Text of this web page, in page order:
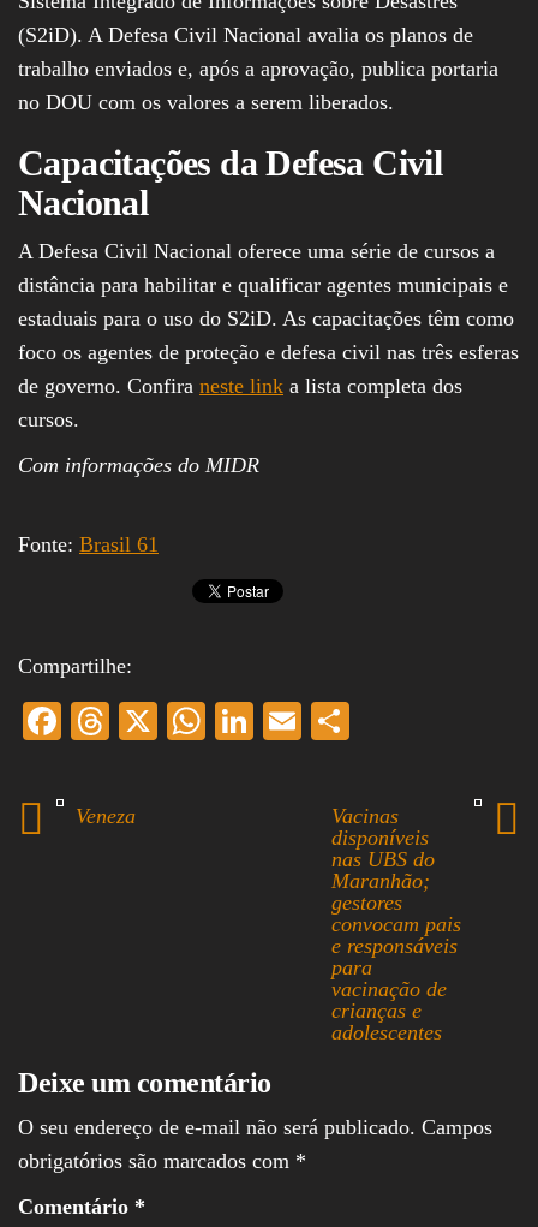
(S2iD). A Defesa Civil Nacional avalia os planos de
trabalho enviados e, após a aprovação, publica portaria
no DOU com os valores a serem liberados.
Capacitações da Defesa Civil
Nacional
A Defesa Civil Nacional oferece uma série de cursos a
distância para habilitar e qualificar agentes municipais e
estaduais para o uso do S2iD. As capacitações têm como
foco os agentes de proteção e defesa civil nas três esferas
de governo. Confira neste link a lista completa dos
cursos.
Com informações do MIDR
Fonte: Brasil 61
Compartilhe:
Fa
bo
ok
T
ds
X
W
Li
E
ail
re
Veneza
Vacinas
disponíveis
nas UBS do
Maranhão;
gestores
convocam pais
e responsáveis
para
vacinação de
crianças e
adolescentes
Deixe um comentário
O seu endereço de e-mail não será publicado. Campos
obrigatórios são marcados com *
Comentário *